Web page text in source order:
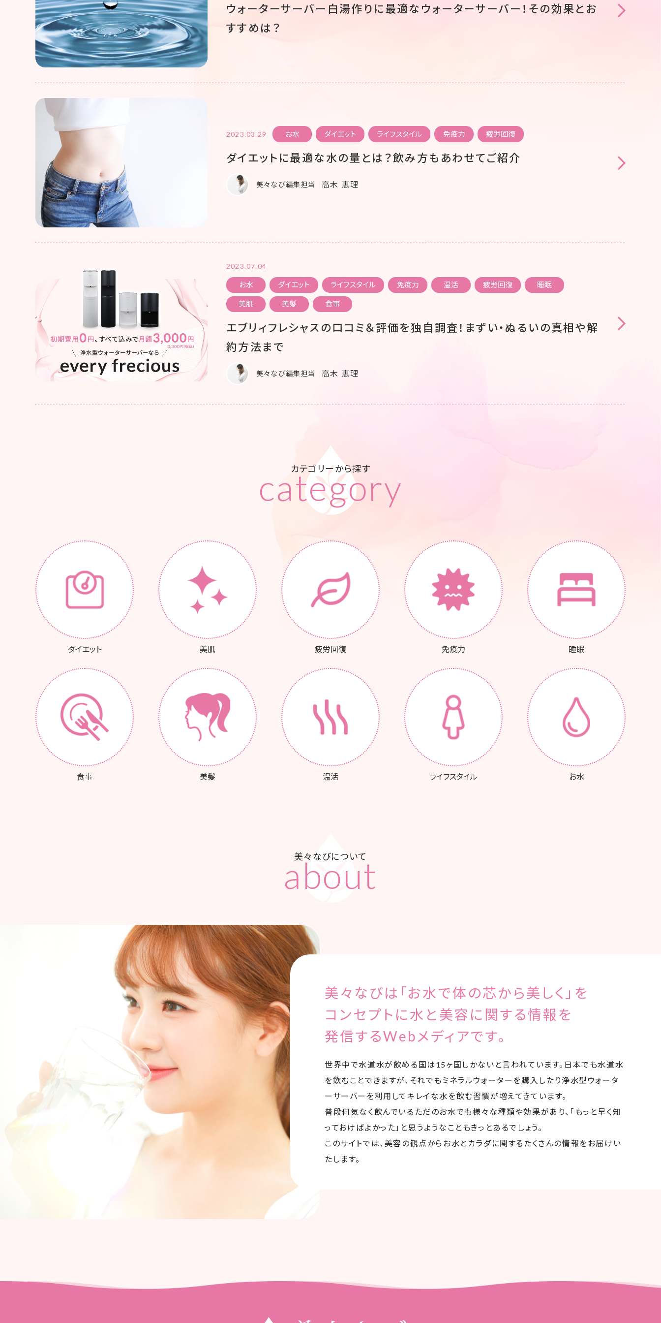
ウォーターサーバー白湯作りに最適なウォーターサーバー！その効果とお
すすめは？
2023.03.29 お水 ダイエット ライフスタイル 免疫力 疲労回復
ダイエットに最適な水の量とは？飲み方もあわせてご紹介
美々なび編集担当 高木 恵理
2023.07.04
お水 ダイエット ライフスタイル 免疫力 温活 疲労回復 睡眠
美肌 美髪 食事
エブリィフレシャスの口コミ＆評価を独自調査！まずい・ぬるいの真相や解
約方法まで
美々なび編集担当 高木 恵理
カテゴリーから探す
category
ダイエット 美肌 疲労回復 免疫力 睡眠
食事 美髪 温活 ライフスタイル お水
美々なびについて
about
美々なびは「お水で体の芯から美しく」を
コンセプトに水と美容に関する情報を
発信するWebメディアです。
世界中で水道水が飲める国は15ヶ国しかないと言われています。日本でも水道水
を飲むことできますが、それでもミネラルウォーターを購入したり浄水型ウォータ
ーサーバーを利用してキレイな水を飲む習慣が増えてきています。
普段何気なく飲んでいるただのお水でも様々な種類や効果があり、「もっと早く知
っておけばよかった」と思うようなこともきっとあるでしょう。
このサイトでは、美容の観点からお水とカラダに関するたくさんの情報をお届けい
たします。